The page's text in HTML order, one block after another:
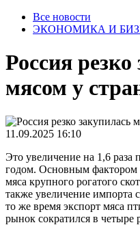
Все новости
ЭКОНОМИКА И
Россия
мясом у
11.09.2025 16:10
Это увеличение на 1,6
годом. Основным фактором
мяса крупного рогатого
также увеличение импорта
то же время экспорт мяса
рынок сократился в четыре